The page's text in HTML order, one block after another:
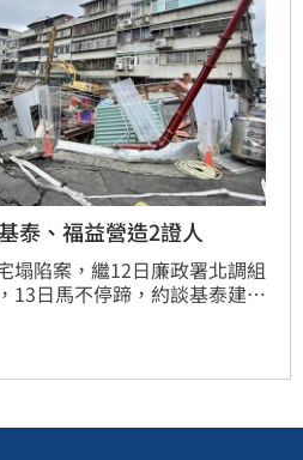
泰、福益營造2證人
塌陷案，繼12日廉政署北調組
13日馬不停蹄，約談基泰建設
天，監測數據是否已出現異